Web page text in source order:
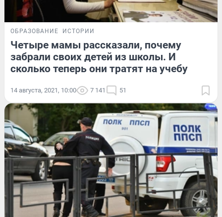
ОБРАЗОВАНИЕ ИСТОРИИ
Четыре мамы рассказали, почему
забрали своих детей из школы. И
сколько теперь они тратят на учебу
14 августа, 2021, 10:00 7 141 51